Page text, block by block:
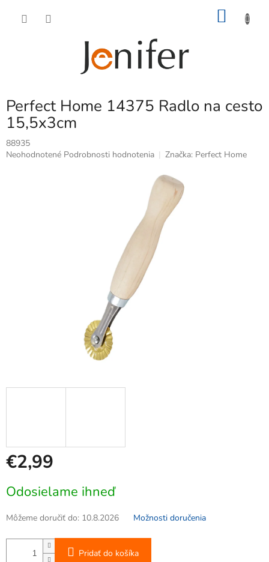
Perfect Home 14375 Radlo na cesto
15,5x3cm
88935
Priemerné
Neohodnotené Podrobnosti hodnotenia Značka: Perfect Home
€2,99
cena:
Odosielame ihneď
Môžeme doručiť do: 10.8.2026 Možnosti doručenia
Pridať do košíka